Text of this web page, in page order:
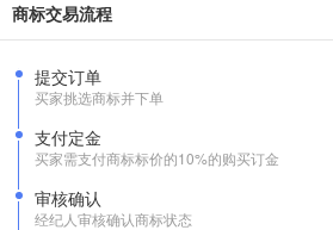
商标交易流程
提交订单
买家挑选商标并下单
支付定金
买家需支付商标标价的10%的购买订金
审核确认
经纪人审核确认商标状态